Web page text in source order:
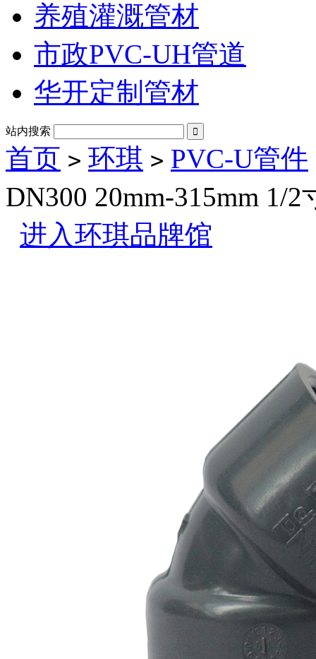
养殖灌溉管材
市政PVC-UH管道
华开定制管材
站内搜索 
首页 > 环琪 > PVC-U管件
DN300 20mm-315mm 1/2
进入环琪品牌馆